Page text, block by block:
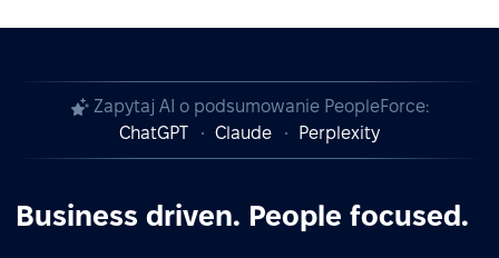
Zapytaj AI o podsumowanie PeopleForce:
ChatGPT
Claude Perplexity
Business driven. People focused.